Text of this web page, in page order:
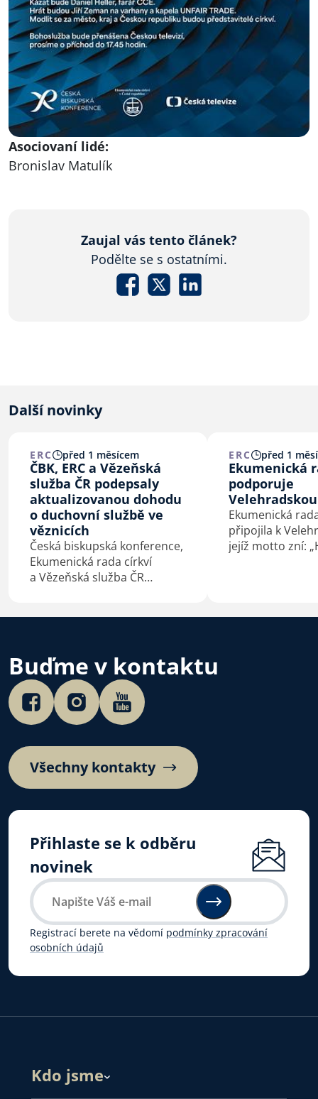
Asociovaní lidé:
Bronislav Matulík
Zaujal vás tento článek?
Podělte se s ostatními.
Další novinky
ERC před 1 měsícem
ČBK, ERC a Vězeňská
služba ČR podepsaly
aktualizovanou dohodu
o duchovní službě ve
věznicích
Česká biskupská konference,
Ekumenická rada církví
a Vězeňská služba ČR
ERC před 1
Ekumenická
podporuje
Ekumenická
připojila k
jejíž motto zní:
Buďme v kontaktu
Všechny kontakty
Přihlaste se k odběru
novinek
Registrací berete na vědomí podmínky zpracování
osobních údajů
Kdo jsme